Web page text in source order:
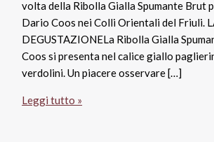
volta della Ribolla Gialla Spumante Brut
Dario Coos nei Colli Orientali del Friuli.
DEGUSTAZIONELa Ribolla Gialla
Coos si presenta nel calice giallo
verdolini. Un piacere osservare […]
Ribolla
Leggi tutto »